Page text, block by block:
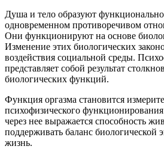
Душа и тело образуют
одновременном противоречивом
Они функционируют на основе
Изменение этих биологических
воздействия социальной среды.
представляет собой результат
биологических функций.
Функция оргазма становится
психофизического
через нее выражается способность
поддерживать баланс биологической
жизнь.